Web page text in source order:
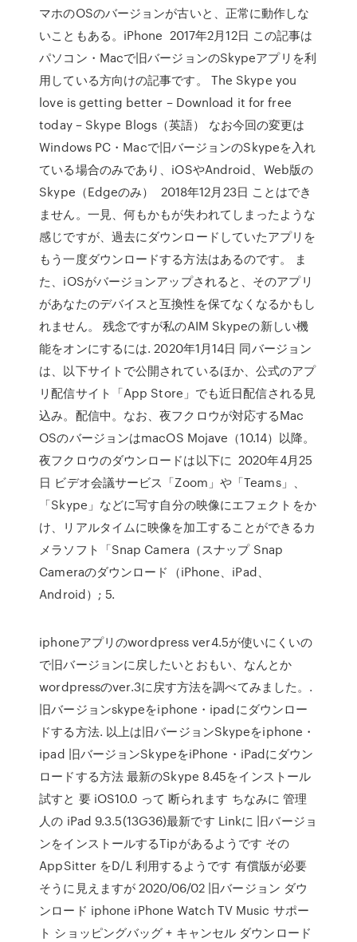
マホのOSのバージョンが古いと、正常に動作しな
いこともある。iPhone 2017年2月12日 この記事は
パソコン・Macで旧バージョンのSkypeアプリを利
用している方向けの記事です。 The Skype you
love is getting better – Download it for free
today – Skype Blogs（英語） なお今回の変更は
Windows PC・Macで旧バージョンのSkypeを入れ
ている場合のみであり、iOSやAndroid、Web版の
Skype（Edgeのみ） 2018年12月23日 ことはでき
ません。一見、何もかもが失われてしまったような
感じですが、過去にダウンロードしていたアプリを
もう一度ダウンロードする方法はあるのです。 ま
た、iOSがバージョンアップされると、そのアプリ
があなたのデバイスと互換性を保てなくなるかもし
れません。 残念ですが私のAIM Skypeの新しい機
能をオンにするには. 2020年1月14日 同バージョン
は、以下サイトで公開されているほか、公式のアプ
リ配信サイト「App Store」でも近日配信される見
込み。配信中。なお、夜フクロウが対応するMac
OSのバージョンはmacOS Mojave（10.14）以降。
夜フクロウのダウンロードは以下に 2020年4月25
日 ビデオ会議サービス「Zoom」や「Teams」、
「Skype」などに写す自分の映像にエフェクトをか
け、リアルタイムに映像を加工することができるカ
メラソフト「Snap Camera（スナップ Snap
Cameraのダウンロード（iPhone、iPad、
Android）; 5.
iphoneアプリのwordpress ver4.5が使いにくいの
で旧バージョンに戻したいとおもい、なんとか
wordpressのver.3に戻す方法を調べてみました。.
旧バージョンskypeをiphone・ipadにダウンロー
ドする方法. 以上は旧バージョンSkypeをiphone・
ipad 旧バージョンSkypeをiPhone・iPadにダウン
ロードする方法 最新のSkype 8.45をインストール
試すと 要 iOS10.0 って 断られます ちなみに 管理
人の iPad 9.3.5(13G36)最新です Linkに 旧バージョ
ンをインストールするTipがあるようです その
AppSitter をD/L 利用するようです 有償版が必要
そうに見えますが 2020/06/02 旧バージョン ダウ
ンロード iphone iPhone Watch TV Music サポー
ト ショッピングバッグ + キャンセル ダウンロード